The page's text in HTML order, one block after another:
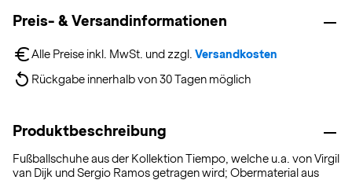
Preis- & Versandinformationen
Alle Preise inkl. MwSt. und zzgl. Versandkosten
Rückgabe innerhalb von 30 Tagen möglich
Produktbeschreibung
Fußballschuhe aus der Kollektion Tiempo, welche u.a. von Virgil
van Dijk und Sergio Ramos getragen wird; Obermaterial aus